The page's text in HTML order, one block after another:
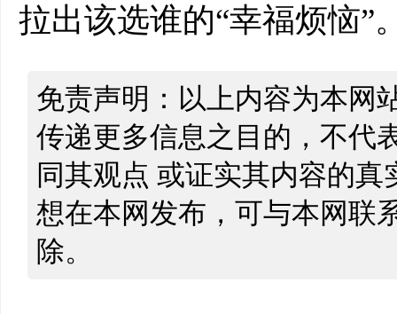
拉出该选谁的“幸福烦恼”
免责声明：以上内容为本网
传递更多信息之目的，不代
同其观点 或证实其内容的
想在本网发布，可与本网联
除。